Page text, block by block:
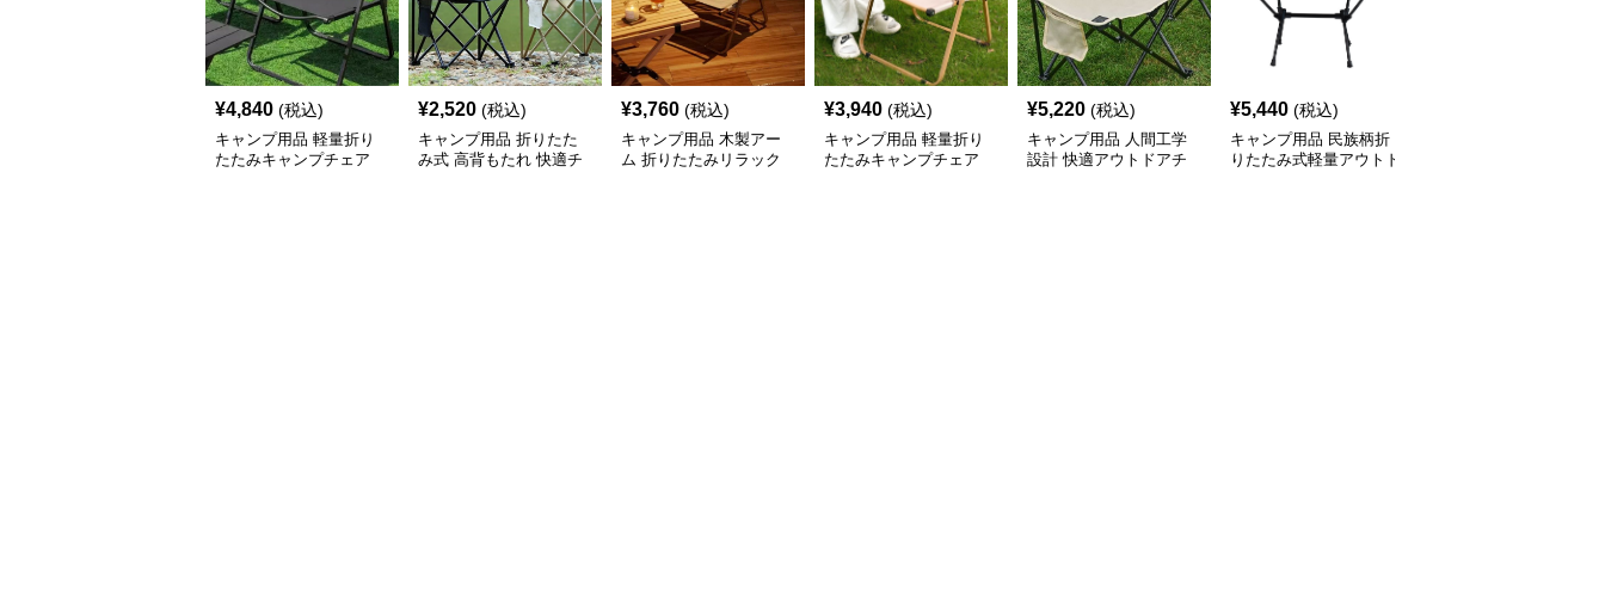
¥4,840 (税込)
キャンプ用品 軽量折り
たたみキャンプチェア
¥2,520 (税込)
キャンプ用品 折りたた
み式 高背もたれ 快適チ
¥3,760 (税込)
キャンプ用品 木製アー
ム 折りたたみリラック
¥3,940 (税込)
キャンプ用品 軽量折り
たたみキャンプチェア
¥5,220 (税込)
キャンプ用品 人間工学
設計 快適アウトドアチ
¥5,440 (税込)
キャンプ用品 民族柄折
りたたみ式軽量アウトド